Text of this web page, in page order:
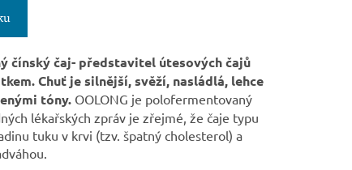
čínský čaj- představitel útesových čajů
Chuť je silnější, svěží, nasládlá, lehce
tóny. OOLONG je polofermentovaný
lékařských zpráv je zřejmé, že čaje typu
tuku v krvi (tzv. špatný cholesterol) a